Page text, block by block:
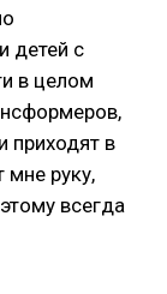
детей с
в целом
приходят в
мне руку,
всегда